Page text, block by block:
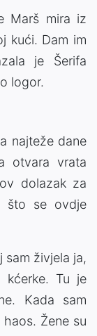
Marš mira iz
kući. Dam im
je Šerifa
logor.
najteže dane
otvara vrata
dolazak za
što se ovdje
sam živjela ja,
kćerke. Tu je
Kada sam
Žene su